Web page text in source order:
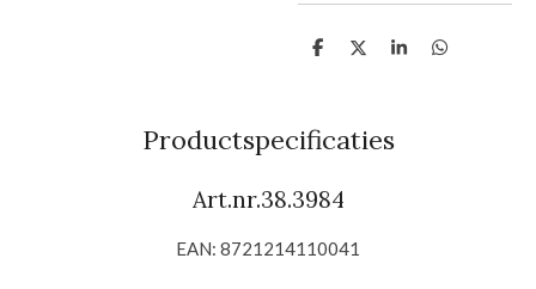
D
n
D
S
D
Productspecificaties
Art.nr.38.3984
EAN: 8721214110041